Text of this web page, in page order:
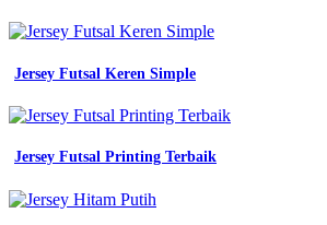
Jersey Futsal Keren Simple
Jersey Futsal Printing Terbaik